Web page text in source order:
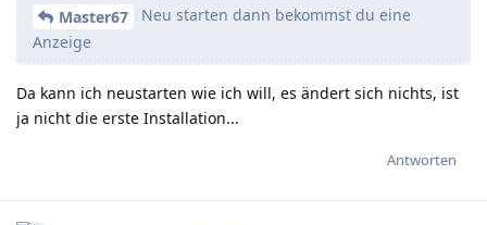
Master67
Neu starten dann bekommst du eine
Anzeige
Da kann ich neustarten wie ich will, es ändert sich nichts, ist
ja nicht die erste Installation...
Antworten